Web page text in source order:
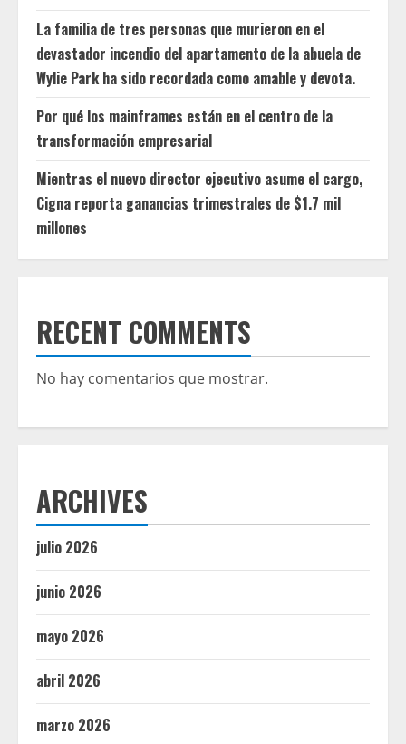
La familia de tres personas que murieron en el
devastador incendio del apartamento de la abuela de
Wylie Park ha sido recordada como amable y devota.
Por qué los mainframes están en el centro de la
transformación empresarial
Mientras el nuevo director ejecutivo asume el cargo,
Cigna reporta ganancias trimestrales de $1.7 mil
millones
RECENT COMMENTS
No hay comentarios que mostrar.
ARCHIVES
julio 2026
junio 2026
mayo 2026
abril 2026
marzo 2026